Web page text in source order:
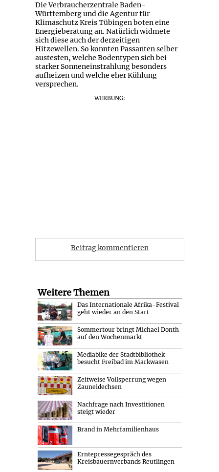
Die Verbraucherzentrale Baden-
Württemberg und die Agentur für
Klimaschutz Kreis Tübingen boten eine
Energieberatung an. Natürlich widmete
sich diese auch der derzeitigen
Hitzewellen. So konnten Passanten selber
austesten, welche Bodentypen sich bei
starker Sonneneinstrahlung besonders
aufheizen und welche eher Kühlung
versprechen.
WERBUNG:
Beitrag kommentieren
Weitere Themen
Das Internationale Afrika-Festival
geht wieder an den Start
Sommertour bringt Michael Donth
auf den Wochenmarkt
Mediabike der Stadtbibliothek
besucht Freibad im Markwasen
Zeitweise Vollsperrung wegen
Zauneidechsen
Nachfrage nach Investitionen
steigt wieder
Brand in Mehrfamilienhaus
Erntepressegespräch des
Kreisbauernverbands Reutlingen